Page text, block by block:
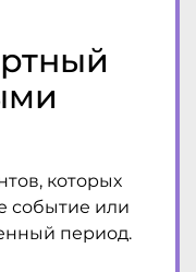
которых
событие или
период.